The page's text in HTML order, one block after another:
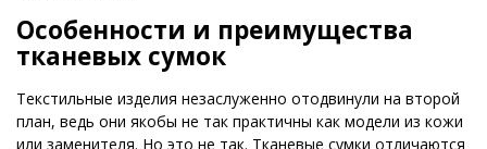
Особенности и преимущества
тканевых сумок
Текстильные изделия незаслуженно отодвинули на второй
план, ведь они якобы не так практичны как модели из кожи
или заменителя. Но это не так. Тканевые сумки отличаются